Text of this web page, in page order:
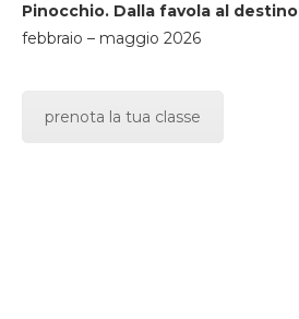
Pinocchio. Dalla favola al destino
febbraio – maggio 2026
prenota la tua classe